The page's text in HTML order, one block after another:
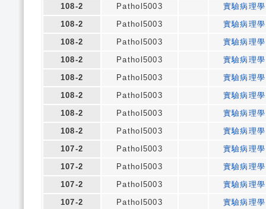
108-2
Pathol5003
實驗病理學
108-2
Pathol5003
實驗病理學
108-2
Pathol5003
實驗病理學
108-2
Pathol5003
實驗病理學
108-2
Pathol5003
實驗病理學
108-2
Pathol5003
實驗病理學
108-2
Pathol5003
實驗病理學
108-2
Pathol5003
實驗病理學
107-2
Pathol5003
實驗病理學
107-2
Pathol5003
實驗病理學
107-2
Pathol5003
實驗病理學
107-2
Pathol5003
實驗病理學